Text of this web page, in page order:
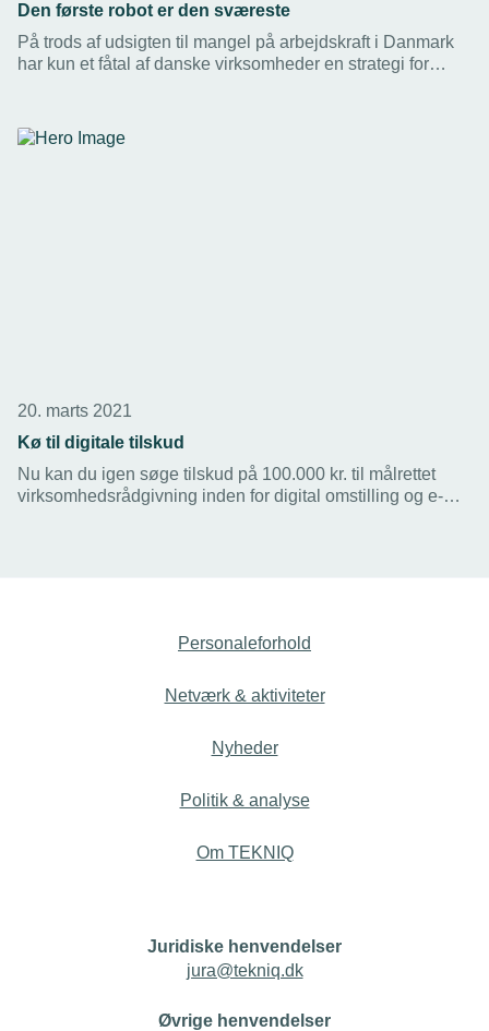
Den første robot er den sværeste
På trods af udsigten til mangel på arbejdskraft i Danmark
har kun et fåtal af danske virksomheder en strategi for
beslutte, herefter åbner mulighederne sig.
20. marts 2021
Kø til digitale tilskud
Nu kan du igen søge tilskud på 100.000 kr. til målrettet
virksomhedsrådgivning inden for digital omstilling og e-
Personaleforhold
Netværk & aktiviteter
Nyheder
Politik & analyse
Om TEKNIQ
Juridiske henvendelser
jura@tekniq.dk
Øvrige henvendelser